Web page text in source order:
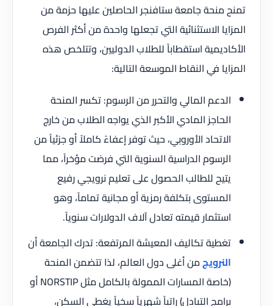
تمنح منحة جامعة ستافنجر الحاصلين عليها حزمة من
المزايا الاستثنائية التي تجعلها واحدة من أكثر الفرص
الأكاديمية استقطاباً للطلاب الدوليين، وتتلخص هذه
المزايا في النقاط الموسعة التالية:
الدعم المالي والتحرر من الرسوم: تكسر المنحة
الحاجز المادي الأكبر الذي يواجه الطلاب من خارج
الاتحاد الأوروبي، حيث توفر إعفاءً كاملاً أو جزئياً من
الرسوم الدراسية السنوية التي فرضت مؤخراً، مما
يتيح للطالب الحصول على تعليم نرويجي رفيع
المستوى بتكلفة رمزية أو مجانية تماماً، وهو
استثمار قيمته تعادل آلاف الدولارات سنوياً.
تغطية تكاليف المعيشة المرتفعة: تدرك الجامعة أن
النرويجمن أغلى دول العالم، لذا تتضمن المنحة
(خاصة المسارات الممولة بالكامل مثل NORSTIP أو
برامج التبادل) راتباً شهرياً سخياً يغطي السكن،